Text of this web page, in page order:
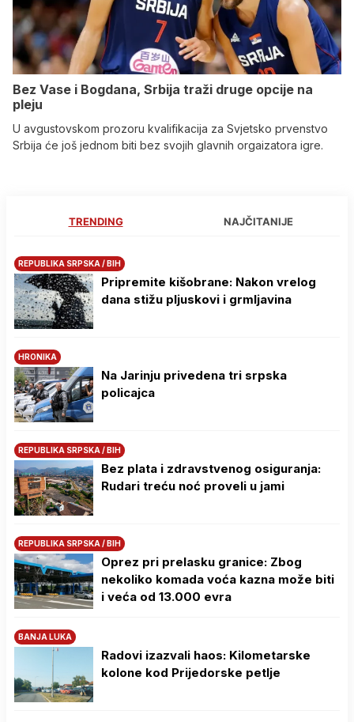
Bez Vase i Bogdana, Srbija traži druge opcije na
pleju
U avgustovskom prozoru kvalifikacija za Svjetsko prvenstvo
Srbija će još jednom biti bez svojih glavnih orgaizatora igre.
TRENDING NAJČITANIJE
REPUBLIKA SRPSKA / BIH
Pripremite kišobrane: Nakon vrelog
dana stižu pljuskovi i grmljavina
HRONIKA
Na Јarinju privedena tri srpska
policajca
REPUBLIKA SRPSKA / BIH
Bez plata i zdravstvenog osiguranja:
Rudari treću noć proveli u jami
REPUBLIKA SRPSKA / BIH
Oprez pri prelasku granice: Zbog
nekoliko komada voća kazna može biti
i veća od 13.000 evra
BANJA LUKA
Radovi izazvali haos: Kilometarske
kolone kod Prijedorske petlje